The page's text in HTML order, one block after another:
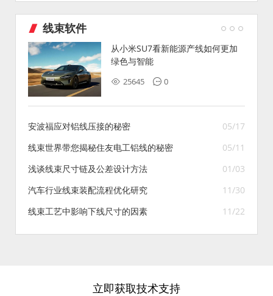
线束软件
从小米SU7看新能源产线如何更加
绿色与智能
25645 0
05/17
安波福应对铝线压接的秘密
05/11
线束世界带您揭秘住友电工铝线的秘密
01/03
浅谈线束尺寸链及公差设计方法
11/30
汽车行业线束装配流程优化研究
11/22
线束工艺中影响下线尺寸的因素
立即获取技术支持